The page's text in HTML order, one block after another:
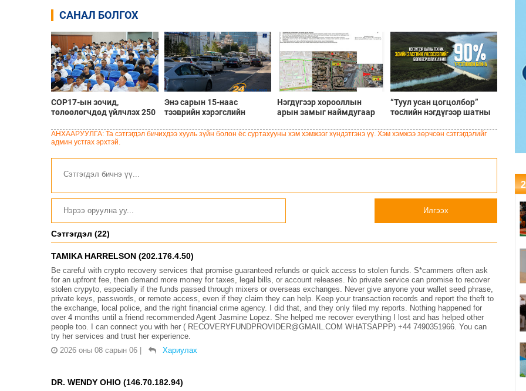
САНАЛ БОЛГОХ
COP17-ын зочид,
төлөөлөгчдөд үйлчлэх 250
сургалтад хамруулж байна
Энэ сарын 15-наас
тээврийн хэрэгслийн
сондгой ангиллаар
Нэгдүгээр хорооллын
арын замыг наймдугаар
түр хааж, борооны ус
“Туул усан цогцолбор”
төслийн нэгдүгээр шатны
ажил 90 хувийн
АНХААРУУЛГА: Та сэтгэгдэл бичихдээ хууль зүйн болон ёс суртахууны хэм хэмжээг хүндэтгэнэ үү. Хэм хэмжээ зөрчсөн сэтгэгдэлийг
админ устгах эрхтэй.
Илгээх
Сэтгэгдэл (22)
TAMIKA HARRELSON (202.176.4.50)
Be careful with crypto recovery services that promise guaranteed refunds or quick access to stolen funds. S*cammers often ask
for an upfront fee, then demand more money for taxes, legal bills, or account releases. No private service can promise to recover
stolen crypyto, especially if the funds passed through mixers or overseas exchanges. Never give anyone your wallet seed phrase,
private keys, passwords, or remote access, even if they claim they can help. Keep your transaction records and report the theft to
the exchange, local police, and the right financial crime agency. I did that, and they only filed my reports. Nothing happened for
over 4 months until a friend recommended Agent Jasmine Lopez. She helped me recover everything I lost and has helped other
people too. I can connect you with her ( RECOVERYFUNDPROVIDER@GMAIL.COM WHATSAPPP) +44 7490351966. You can
try her services and trust her experience.
2026 оны 08 сарын 06
Хариулах
DR. WENDY OHIO (146.70.182.94)